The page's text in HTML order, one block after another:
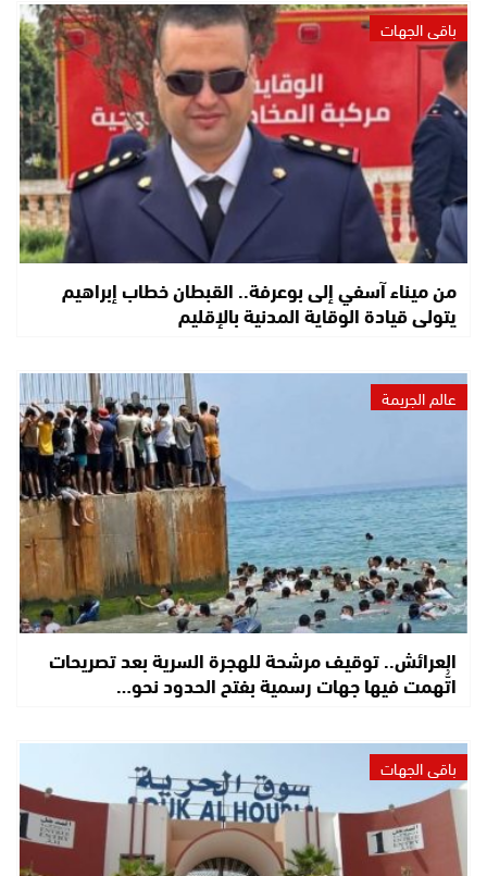
باقي الجهات
من ميناء آسفي إلى بوعرفة.. القبطان خطاب إبراهيم
يتولى قيادة الوقاية المدنية بالإقليم
عالم الجريمة
العرائش.. توقيف مرشحة للهجرة السرية بعد تصريحات
اتُّهمت فيها جهات رسمية بفتح الحدود نحو…
باقي الجهات